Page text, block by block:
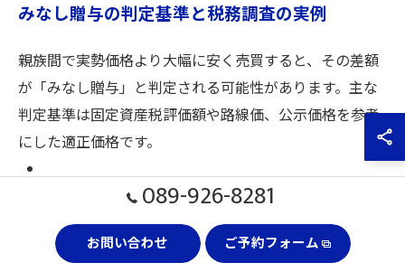
みなし贈与の判定基準と税務調査の実例
親族間で実勢価格より大幅に安く売買すると、その差額
が「みなし贈与」と判定される可能性があります。主な
判定基準は固定資産税評価額や路線価、公示価格を参考
にした適正価格です。
売却価格が著しく低い場合、差額について贈与税課税
対象となる
089-926-8281
お問い合わせ ご予約フォーム